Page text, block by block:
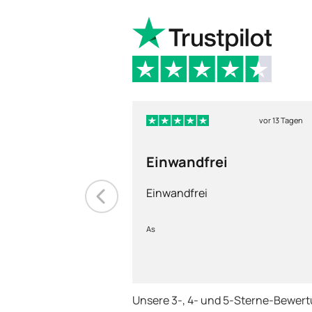
vor 13 Tagen
Einwandfrei
Einwandfrei
As
Unsere 3-, 4- und 5-Sterne-